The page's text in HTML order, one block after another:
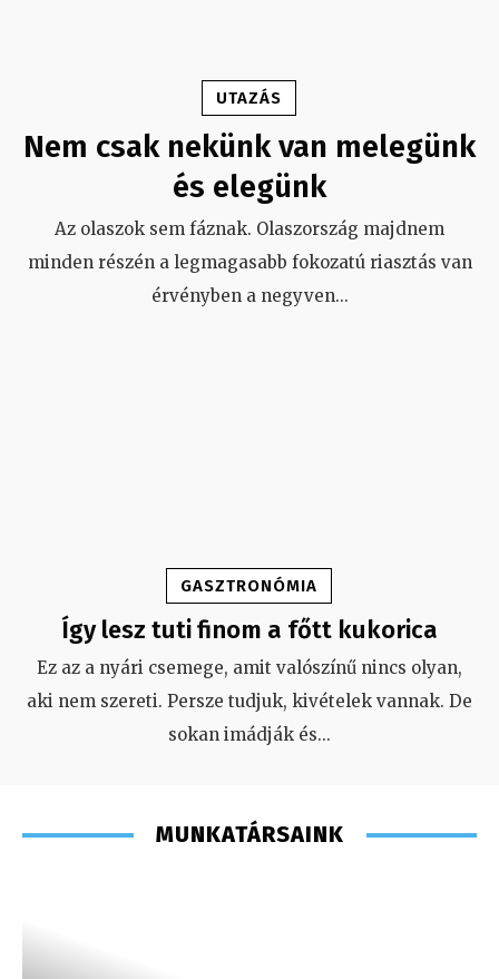
UTAZÁS
Nem csak nekünk van melegünk
és elegünk
Az olaszok sem fáznak. Olaszország majdnem
minden részén a legmagasabb fokozatú riasztás van
érvényben a negyven...
GASZTRONÓMIA
Így lesz tuti finom a főtt kukorica
Ez az a nyári csemege, amit valószínű nincs olyan,
aki nem szereti. Persze tudjuk, kivételek vannak. De
sokan imádják és...
MUNKATÁRSAINK